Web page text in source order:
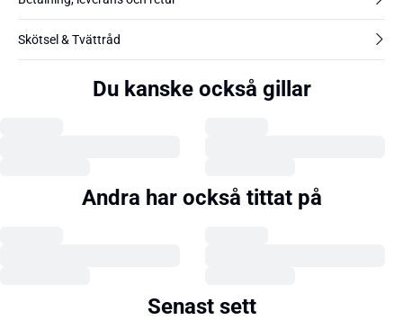
Skötsel & Tvättråd
Du kanske också gillar
Andra har också tittat på
Senast sett